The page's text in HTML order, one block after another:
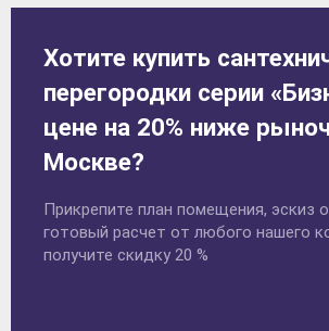
Хотите купить
перегородки серии
цене на 20% ниже
Москве?
Прикрепите план помещения, эскиз
готовый расчет от любого нашего
получите скидку 20 %